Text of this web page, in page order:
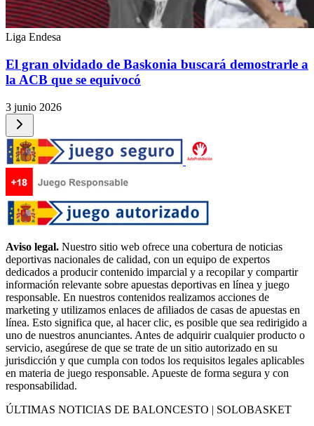
Liga Endesa
El gran olvidado de Baskonia buscará demostrarle a
la ACB que se equivocó
3 junio 2026
Aviso legal. Nuestro sitio web ofrece una cobertura de noticias
deportivas nacionales de calidad, con un equipo de expertos
dedicados a producir contenido imparcial y a recopilar y compartir
información relevante sobre apuestas deportivas en línea y juego
responsable. En nuestros contenidos realizamos acciones de
marketing y utilizamos enlaces de afiliados de casas de apuestas en
línea. Esto significa que, al hacer clic, es posible que sea redirigido a
uno de nuestros anunciantes. Antes de adquirir cualquier producto o
servicio, asegúrese de que se trate de un sitio autorizado en su
jurisdicción y que cumpla con todos los requisitos legales aplicables
en materia de juego responsable. Apueste de forma segura y con
responsabilidad.
ÚLTIMAS NOTICIAS DE BALONCESTO | SOLOBASKET